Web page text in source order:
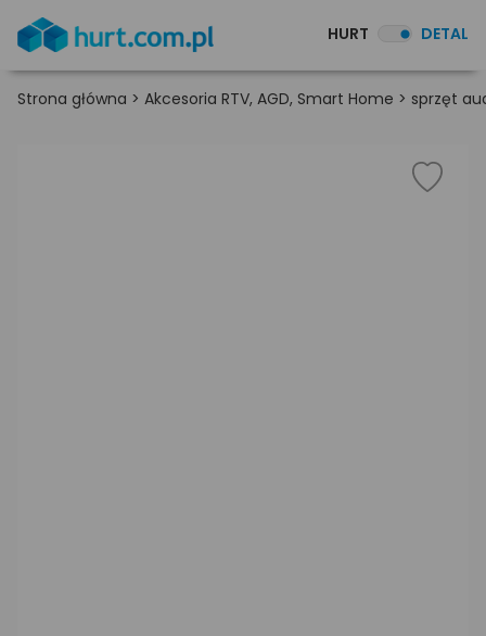
HURT DETAL
Strona główna > Akcesoria RTV, AGD, Smart Home > sprzęt